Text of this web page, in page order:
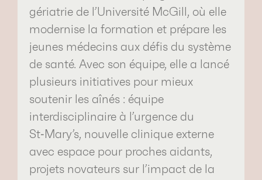
gériatrie de l’Université McGill, où elle
modernise la formation et prépare les
jeunes médecins aux défis du système
de santé. Avec son équipe, elle a lancé
plusieurs initiatives pour mieux
soutenir les aînés : équipe
interdisciplinaire à l’urgence du
St‑Mary’s, nouvelle clinique externe
avec espace pour proches aidants,
projets novateurs sur l’impact de la